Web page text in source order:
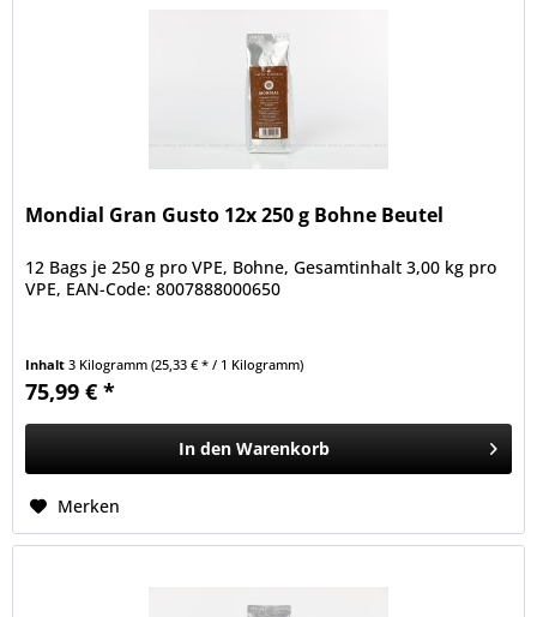
Mondial Gran Gusto 12x 250 g Bohne Beutel
12 Bags je 250 g pro VPE, Bohne, Gesamtinhalt 3,00 kg pro
VPE, EAN-Code: 8007888000650
Inhalt3 Kilogramm(25,33 € * / 1 Kilogramm)
75,99 € *
In den Warenkorb
Merken